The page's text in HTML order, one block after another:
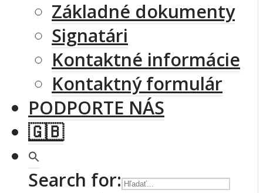
Základné dokumenty
Signatári
Kontaktné informácie
Kontaktný formulár
PODPORTE NÁS
🇬🇧
Search for: